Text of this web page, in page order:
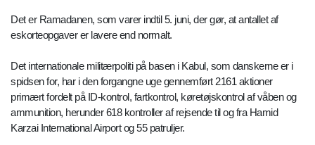
Det er Ramadanen, som varer indtil 5. juni, der gør, at antallet af
eskorteopgaver er lavere end normalt.
Det internationale militærpoliti på basen i Kabul, som danskerne er i
spidsen for, har i den forgangne uge gennemført 2161 aktioner
primært fordelt på ID-kontrol, fartkontrol, køretøjskontrol af våben og
ammunition, herunder 618 kontroller af rejsende til og fra Hamid
Karzai International Airport og 55 patruljer.